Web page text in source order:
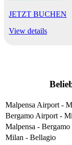
JETZT BUCHEN
View details
Malpensa Airport -
Bergamo Airport -
Malpensa - Bergamo
Milan - Bellagio